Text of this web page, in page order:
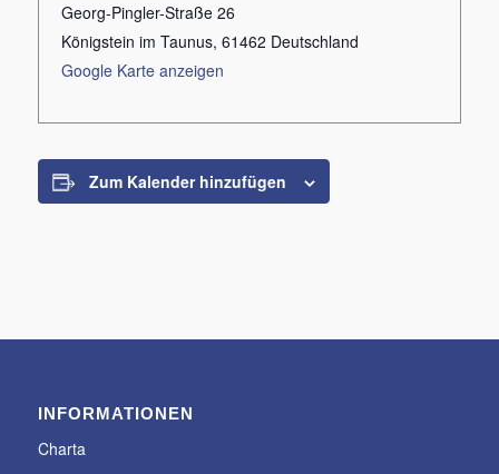
Georg-Pingler-Straße 26
Königstein im Taunus, 61462 Deutschland
Google Karte anzeigen
Zum Kalender hinzufügen
INFORMATIONEN
Charta